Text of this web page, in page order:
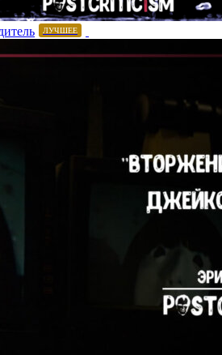
ЛУЧШЕЕ